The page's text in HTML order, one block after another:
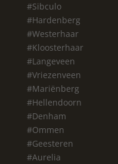
#Sibculo
#Hardenberg
#Westerhaar
#Kloosterhaar
#Langeveen
#Vriezenveen
#Mariënberg
#Hellendoorn
#Denham
#Ommen
#Geesteren
#Aurelia